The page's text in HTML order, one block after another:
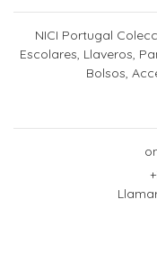
NICI Portugal
Escolares, Llaveros,
Bolsos,